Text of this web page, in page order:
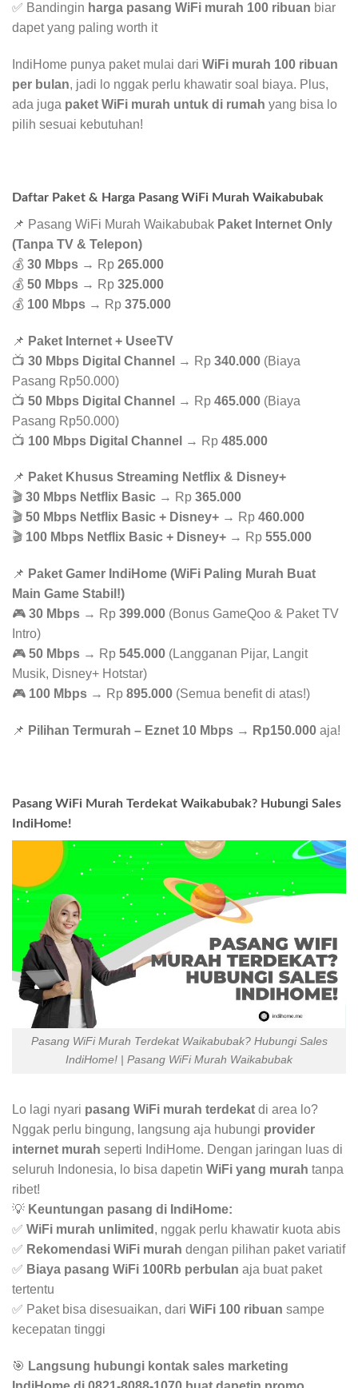
✅ Bandingin harga pasang WiFi murah 100 ribuan biar
dapet yang paling worth it
IndiHome punya paket mulai dari WiFi murah 100 ribuan
per bulan, jadi lo nggak perlu khawatir soal biaya. Plus,
ada juga paket WiFi murah untuk di rumah yang bisa lo
pilih sesuai kebutuhan!
Daftar Paket & Harga Pasang WiFi Murah Waikabubak
📌 Pasang WiFi Murah Waikabubak Paket Internet Only
(Tanpa TV & Telepon)
💰 30 Mbps → Rp 265.000
💰 50 Mbps → Rp 325.000
💰 100 Mbps → Rp 375.000
📌 Paket Internet + UseeTV
📺 30 Mbps Digital Channel → Rp 340.000 (Biaya
Pasang Rp50.000)
📺 50 Mbps Digital Channel → Rp 465.000 (Biaya
Pasang Rp50.000)
📺 100 Mbps Digital Channel → Rp 485.000
📌 Paket Khusus Streaming Netflix & Disney+
🎬 30 Mbps Netflix Basic → Rp 365.000
🎬 50 Mbps Netflix Basic + Disney+ → Rp 460.000
🎬 100 Mbps Netflix Basic + Disney+ → Rp 555.000
📌 Paket Gamer IndiHome (WiFi Paling Murah Buat
Main Game Stabil!)
🎮 30 Mbps → Rp 399.000 (Bonus GameQoo & Paket TV
Intro)
🎮 50 Mbps → Rp 545.000 (Langganan Pijar, Langit
Musik, Disney+ Hotstar)
🎮 100 Mbps → Rp 895.000 (Semua benefit di atas!)
📌 Pilihan Termurah – Eznet 10 Mbps → Rp150.000 aja!
Pasang WiFi Murah Terdekat Waikabubak? Hubungi Sales
IndiHome!
Pasang WiFi Murah Terdekat Waikabubak? Hubungi Sales
IndiHome! | Pasang WiFi Murah Waikabubak
Lo lagi nyari pasang WiFi murah terdekat di area lo?
Nggak perlu bingung, langsung aja hubungi provider
internet murah seperti IndiHome. Dengan jaringan luas di
seluruh Indonesia, lo bisa dapetin WiFi yang murah tanpa
ribet!
💡 Keuntungan pasang di IndiHome:
✅ WiFi murah unlimited , nggak perlu khawatir kuota abis
✅ Rekomendasi WiFi murah dengan pilihan paket variatif
✅ Biaya pasang WiFi 100Rb perbulan aja buat paket
tertentu
✅ Paket bisa disesuaikan, dari WiFi 100 ribuan sampe
kecepatan tinggi
🎯 Langsung hubungi kontak sales marketing